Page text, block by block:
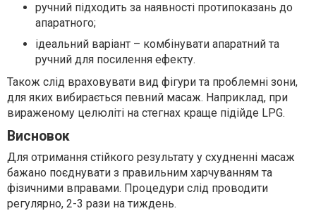
ручний підходить за наявності протипоказань до
апаратного;
ідеальний варіант – комбінувати апаратний та
ручний для посилення ефекту.
Також слід враховувати вид фігури та проблемні зони,
для яких вибирається певний масаж. Наприклад, при
вираженому целюліті на стегнах краще підійде LPG.
Висновок
Для отримання стійкого результату у схудненні масаж
бажано поєднувати з правильним харчуванням та
фізичними вправами. Процедури слід проводити
регулярно, 2-3 рази на тиждень.